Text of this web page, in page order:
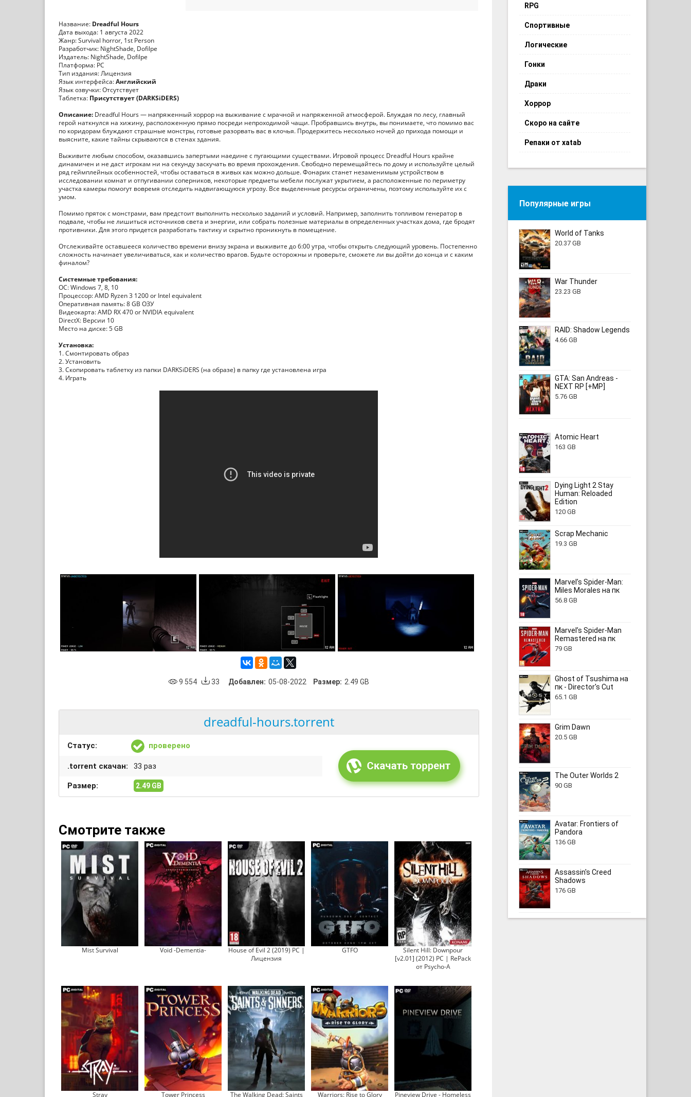
Название: Dreadful Hours
Дата выхода: 1 августа 2022
Жанр: Survival horror, 1st Person
Разработчик: NightShade, Dofilpe
Издатель: NightShade, Dofilpe
Платформа: PC
Тип издания: Лицензия
Язык интерфейса:Английский
Язык озвучки: Отсутствует
Таблетка: Присутствует (DARKSiDERS)
Описание: Dreadful Hours — напряженный хоррор на выживание с мрачной и напряженной атмосферой. Блуждая по лесу, главный
герой наткнулся на хижину, расположенную прямо посреди непроходимой чащи. Пробравшись внутрь, вы понимаете, что помимо вас
по коридорам блуждают страшные монстры, готовые разорвать вас в клочья. Продержитесь несколько ночей до прихода помощи и
выясните, какие тайны скрываются в стенах здания.
Выживите любым способом, оказавшись запертыми наедине с пугающими существами. Игровой процесс Dreadful Hours крайне
динамичен и не даст игрокам ни на секунду заскучать во время прохождения. Свободно перемещайтесь по дому и используйте целый
ряд геймплейных особенностей, чтобы оставаться в живых как можно дольше. Фонарик станет незаменимым устройством в
исследовании комнат и отпугивании соперников, некоторые предметы мебели послужат укрытием, а расположенные по периметру
участка камеры помогут вовремя отследить надвигающуюся угрозу. Все выделенные ресурсы ограничены, поэтому используйте их с
умом.
Помимо пряток с монстрами, вам предстоит выполнить несколько заданий и условий. Например, заполнить топливом генератор в
подвале, чтобы не лишиться источников света и энергии, или собрать полезные материалы в определенных участках дома, где бродят
противники. Для этого придется разработать тактику и скрытно проникнуть в помещение.
Отслеживайте оставшееся количество времени внизу экрана и выживите до 6:00 утра, чтобы открыть следующий уровень. Постепенно
сложность начинает увеличиваться, как и количество врагов. Будьте осторожны и проверьте, сможете ли вы дойти до конца и с каким
финалом?
Системные требования:
ОС: Windows 7, 8, 10
Процессор: AMD Ryzen 3 1200 or Intel equivalent
Оперативная память: 8 GB ОЗУ
Видеокарта: AMD RX 470 or NVIDIA equivalent
DirectX: Версии 10
Место на диске: 5 GB
Установка:
1. Смонтировать образ
2. Установить
3. Скопировать таблетку из папки DARKSiDERS (на образе) в папку где установлена игра
4. Играть
9 554 33 Добавлен: 05-08-2022 Размер: 2.49 GB
dreadful-hours.torrent
Статус: проверено
.torrent скачан: 33 раз
Размер: 2.49 GB
Смотрите также
Mist Survival Void -Dementia-
House of Evil 2 (2019) PC |
Лицензия
GTFO
Silent Hill: Downpour
[v2.01] (2012) PC | RePack
от Psycho-A
Stray Tower Princess The Walking Dead: Saints Warriors: Rise to Glory Pineview Drive - Homeless
RPG
Спортивные
Логические
Гонки
Драки
Хоррор
Скоро на сайте
Репаки от xatab
Популярные игры
World of Tanks
20.37 GB
War Thunder
23.23 GB
RAID: Shadow Legends
4.66 GB
GTA: San Andreas -
NEXT RP [+MP]
5.76 GB
Atomic Heart
163 GB
Dying Light 2 Stay
Human: Reloaded
Edition
120 GB
Scrap Mechanic
19.3 GB
Marvel’s Spider-Man:
Miles Morales на пк
56.8 GB
Marvel’s Spider-Man
Remastered на пк
79 GB
Ghost of Tsushima на
пк - Director's Cut
65.1 GB
Grim Dawn
20.5 GB
The Outer Worlds 2
90 GB
Avatar: Frontiers of
Pandora
136 GB
Assassin's Creed
Shadows
176 GB